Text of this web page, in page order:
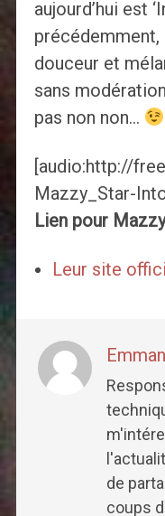
aujourd’hui est
précédemment,
douceur et
sans
pas non non…
[audio:http://
Mazzy_Star-
Lien pour
Leur site
de
coups